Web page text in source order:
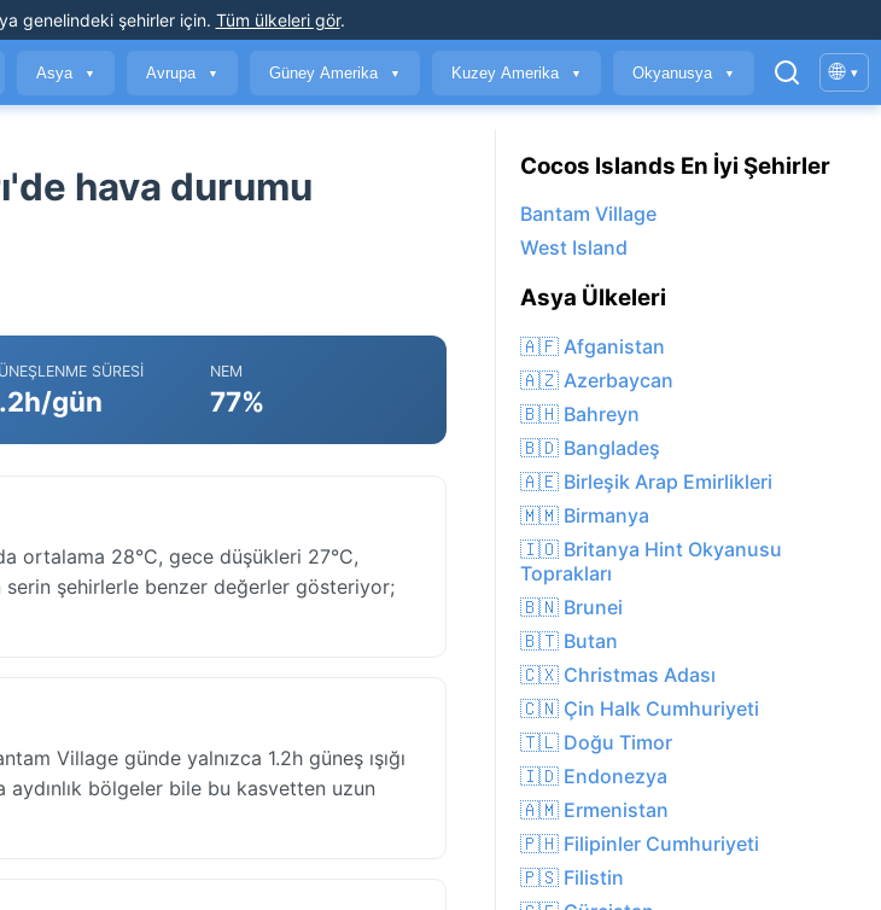
genelindeki şehirler için. Tüm ülkeleri gör.
Asya ▼ Avrupa ▼ Güney Amerika ▼ Kuzey Amerika ▼ Okyanusya ▼ 🌐 ▾
hava durumu
SÜRESI
gün
NEM
77%
ortalama 28°C, gece düşükleri 27°C,
serin şehirlerle benzer değerler gösteriyor;
Village günde yalnızca 1.2h güneş ışığı
bölgeler bile bu kasvetten uzun
Cocos Islands En İyi Şehirler
Bantam Village
West Island
Asya Ülkeleri
🇦🇫 Afganistan
🇦🇿 Azerbaycan
🇧🇭 Bahreyn
🇧🇩 Bangladeş
🇦🇪 Birleşik Arap Emirlikleri
🇲🇲 Birmanya
🇮🇴 Britanya Hint Okyanusu
Toprakları
🇧🇳 Brunei
🇧🇹 Butan
🇨🇽 Christmas Adası
🇨🇳 Çin Halk Cumhuriyeti
🇹🇱 Doğu Timor
🇮🇩 Endonezya
🇦🇲 Ermenistan
🇵🇭 Filipinler Cumhuriyeti
🇵🇸 Filistin